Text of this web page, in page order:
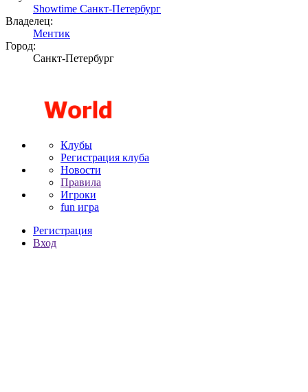
Showtime Санкт-Петербург
Владелец:
Ментик
Город:
Санкт-Петербург
Клубы
Регистрация клуба
Новости
Правила
Игроки
fun игра
Регистрация
Вход